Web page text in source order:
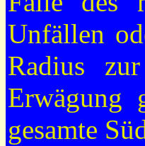
Unfällen
Radius
Erwägung
gesamte